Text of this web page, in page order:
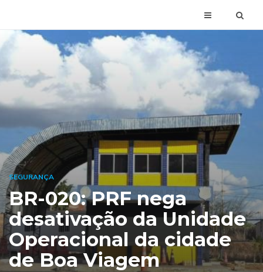
SEGURANÇA
BR-020: PRF nega
desativação da Unidade
Operacional da cidade
de Boa Viagem